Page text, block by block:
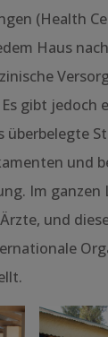
(Health
Haus
gibt jedoch
überbelegte
und
Im ganzen
und